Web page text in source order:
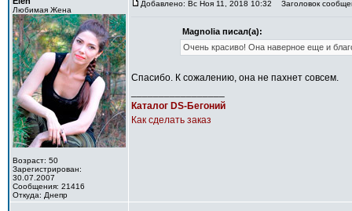
Любимая Жена
Возраст: 50
Зарегистрирован:
30.07.2007
Сообщения: 21416
Откуда: Днепр
Добавлено: Вс Ноя 11, 2018 10:32 Заголовок
Magnolia писал(а):
Очень красиво! Она наверное еще и
Спасибо. К сожалению, она не пахнет совсем.
Каталог DS-Бегоний
Как сделать заказ